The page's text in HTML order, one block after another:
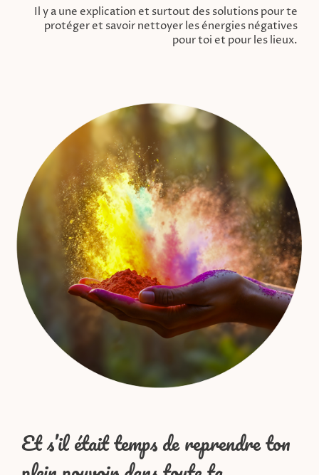
Il y a une explication et surtout des solutions pour te
protéger et savoir nettoyer les énergies négatives
pour toi et pour les lieux.
Et s’il était temps de reprendre ton